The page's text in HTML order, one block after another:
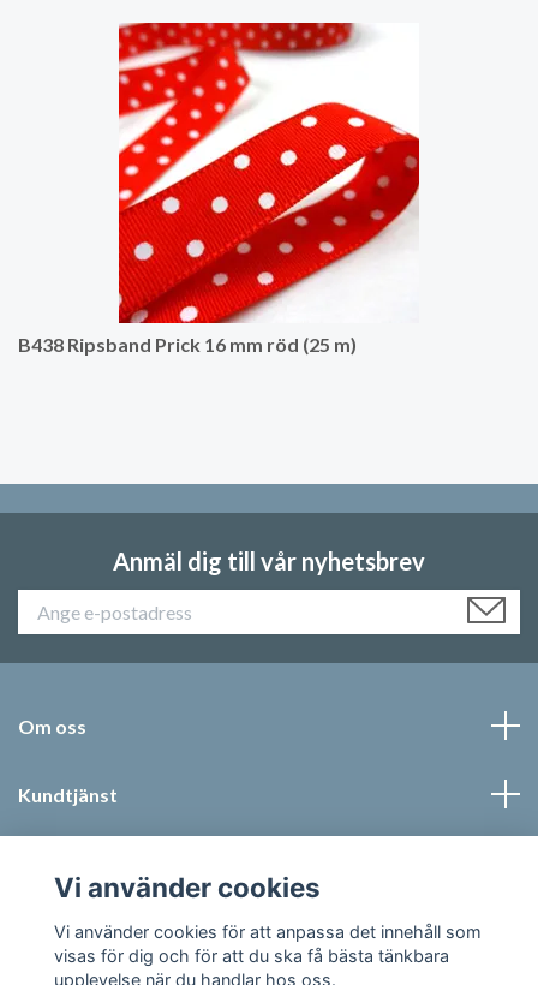
B438 Ripsband Prick 16 mm röd (25 m)
Anmäl dig till vår nyhetsbrev
Om oss
Kundtjänst
Sociala medier
Vi använder cookies
Vi använder cookies för att anpassa det innehåll som
visas för dig och för att du ska få bästa tänkbara
upplevelse när du handlar hos oss.